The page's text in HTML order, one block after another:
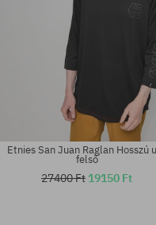
Etnies San Juan Raglan Hosszú
felső
27400 Ft 19150 Ft